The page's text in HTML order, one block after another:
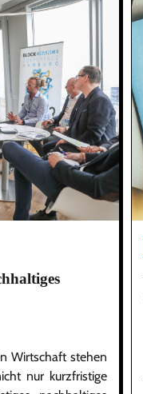
Wirtschaft stehen
nur kurzfristige